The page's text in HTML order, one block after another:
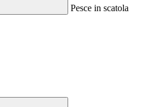
Pesce in scatola